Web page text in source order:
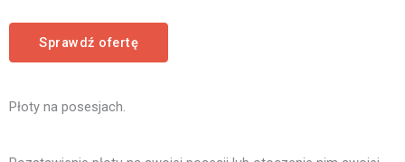
Sprawdź ofertę
Płoty na posesjach.